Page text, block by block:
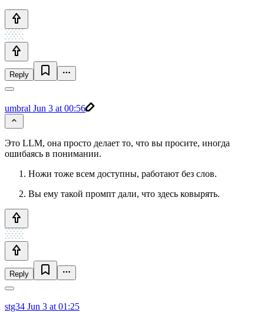
Reply
umbral Jun 3 at 00:56
Это LLM, она просто делает то, что вы просите, иногда
ошибаясь в понимании.
Ножи тоже всем доступны, работают без слов.
Вы ему такой промпт дали, что здесь ковырять.
Reply
stg34 Jun 3 at 01:25